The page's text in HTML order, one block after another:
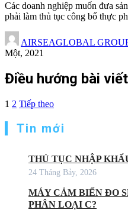
Các doanh nghiệp muốn đưa
phải làm thủ tục công bố thực
AIRSEAGLOBAL
Một, 2021
Điều hướng bài viết
1 2 Tiếp theo
Tin mới
THỦ TỤC NHẬP
24 Tháng Bảy, 2026
MÁY CẢM BIẾN ĐO
PHÂN LOẠI C?